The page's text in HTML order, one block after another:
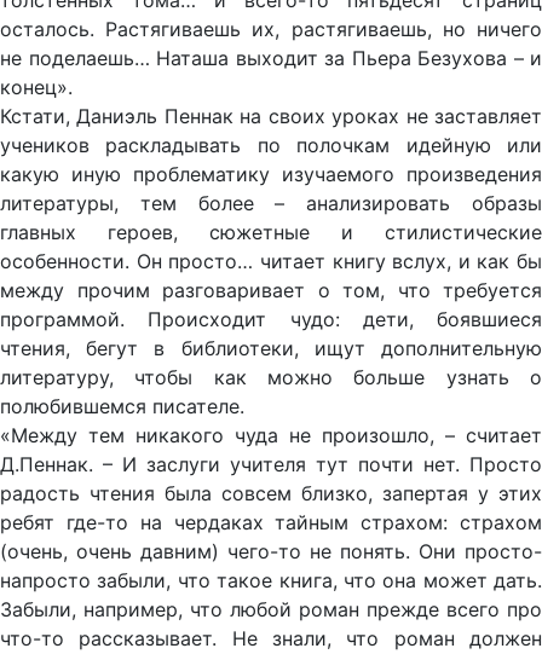
осталось. Растягиваешь их, растягиваешь, но ничего
не поделаешь… Наташа выходит за Пьера Безухова – и
конец».
Кстати, Даниэль Пеннак на своих уроках не заставляет
учеников раскладывать по полочкам идейную или
какую иную проблематику изучаемого произведения
литературы, тем более – анализировать образы
главных героев, сюжетные и стилистические
особенности. Он просто… читает книгу вслух, и как бы
между прочим разговаривает о том, что требуется
программой. Происходит чудо: дети, боявшиеся
чтения, бегут в библиотеки, ищут дополнительную
литературу, чтобы как можно больше узнать о
полюбившемся писателе.
«Между тем никакого чуда не произошло, – считает
Д.Пеннак. – И заслуги учителя тут почти нет. Просто
радость чтения была совсем близко, запертая у этих
ребят где-то на чердаках тайным страхом: страхом
(очень, очень давним) чего-то не понять. Они просто-
напросто забыли, что такое книга, что она может дать.
Забыли, например, что любой роман прежде всего про
что-то рассказывает. Не знали, что роман должен